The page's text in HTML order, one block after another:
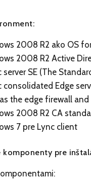
2008 R2 ako OS
2008 R2 Active
server SE (The
consolidated Edge
the edge firewall
2008 R2 CA
7 pre Lync client
komponenty pre